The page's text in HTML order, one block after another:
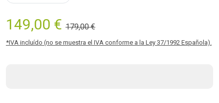
149,00 € 179,00 €
*IVA incluído (no se muestra el IVA conforme a la Ley 37/1992 Española).